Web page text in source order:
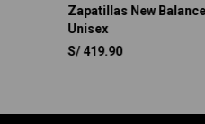
Zapatillas New
Unisex
S/ 419.90